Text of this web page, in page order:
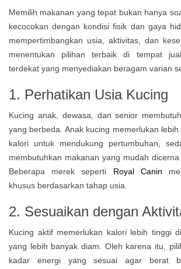
Memilih makanan yang tepat bukan hanya
kecocokan dengan kondisi fisik dan gaya
mempertimbangkan usia, aktivitas, dan
menentukan pilihan terbaik di tempat
terdekat yang menyediakan beragam varian
1. Perhatikan Usia Kucing
Kucing anak, dewasa, dan senior
yang berbeda. Anak kucing memerlukan
kalori untuk mendukung pertumbuhan,
membutuhkan makanan yang mudah
Beberapa merek seperti
Royal Canin
khusus berdasarkan tahap usia.
2. Sesuaikan dengan
Kucing aktif memerlukan kalori lebih tinggi
yang lebih banyak diam. Oleh karena itu,
kadar energi yang sesuai agar berat